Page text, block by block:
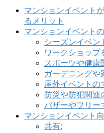
マンションイベント
るメリット
マンションイベント
シーズンイベン
ワークショップ
スポーツや健康
ガーデニングや
屋外イベントの
防災や防犯関連
バザーやフリー
マンションイベント
共有: